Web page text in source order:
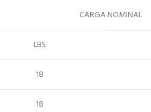
CARGA NOMINAL
LBS
18
18